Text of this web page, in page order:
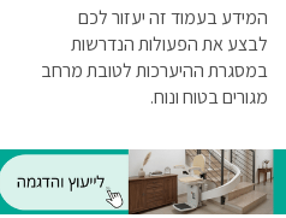
המידע בעמוד זה יעזור לכם
לבצע את הפעולות הנדרשות
במסגרת ההיערכות לטובת מרחב
מגורים בטוח ונוח.